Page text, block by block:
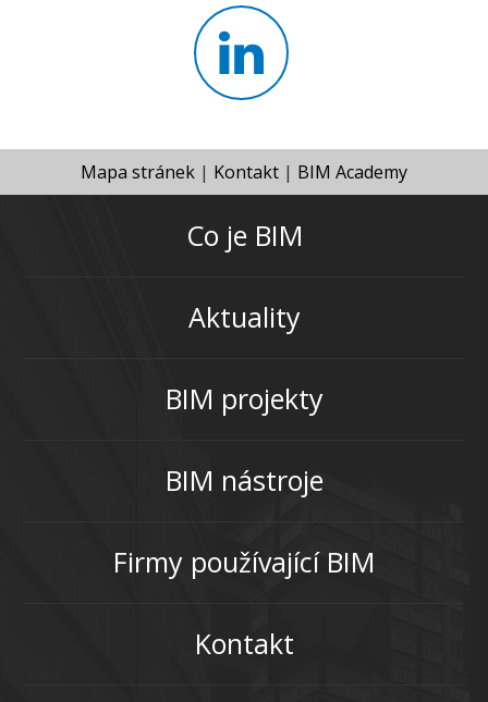
Mapa stránek | Kontakt | BIM Academy
Co je BIM
Aktuality
BIM projekty
BIM nástroje
Firmy používající BIM
Kontakt